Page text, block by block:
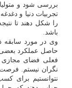
بررسی شود و
تجربیات دنیا و
را شکل دهند تا
باشد.
وی در مورد
حاصل عملکرد
فعلی فضای
نتوانستیم برای